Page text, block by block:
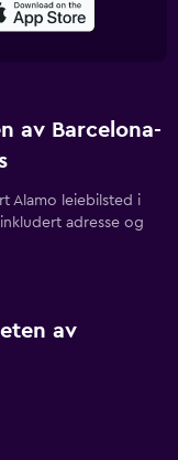
av Barcelona-
Alamo leiebilsted i
adresse og
av